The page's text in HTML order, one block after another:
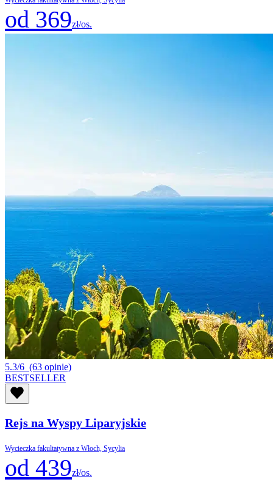
od 369zł/os.
5.3/6 (63 opinie)
BESTSELLER
Rejs na Wyspy Liparyjskie
Wycieczka fakultatywna z Włoch, Sycylia
od 439zł/os.